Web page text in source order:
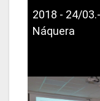
2018 - 24/
Náquera